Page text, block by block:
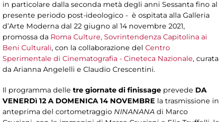
in particolare dalla seconda metà degli anni Sessanta fino al
presente periodo post-ideologico - è ospitata alla Galleria
d’Arte Moderna dal 22 giugno al 14 novembre 2021,
promossa da Roma Culture, Sovrintendenza Capitolina ai
Beni Culturali, con la collaborazione del Centro
Sperimentale di Cinematografia - Cineteca Nazionale, curata
da Arianna Angelelli e Claudio Crescentini.
Il programma delle tre giornate di finissage prevede DA
VENERDì 12 A DOMENICA 14 NOVEMBRE la trasmissione in
anteprima del cortometraggio NINANANA di Marco